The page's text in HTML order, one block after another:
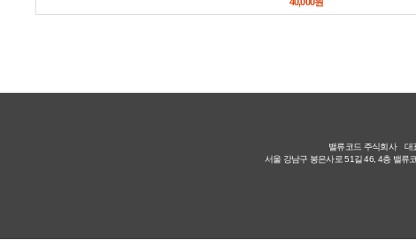
밸류코드 주식회사 대
서울 강남구 봉은사로 51길 46, 4층 밸